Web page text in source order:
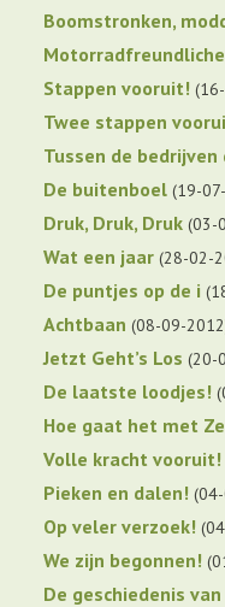
Boomstronken,
Stappen vooruit!
Twee stappen
Tussen de bedrijven
De buitenboel 19-
Druk, Druk, Druk 03-
Wat een jaar 28-02-
De puntjes op de i
Achtbaan 08-09-2012
Jetzt Geht’s Los 20-
De laatste loodjes!
Hoe gaat het met
Volle kracht vooruit!
Pieken en dalen!
Op veler verzoek!
We zijn begonnen!
De geschiedenis